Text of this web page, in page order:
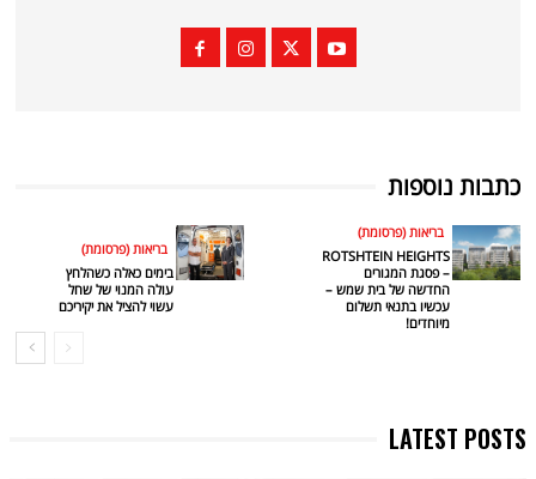
כתבות נוספות
בריאות (פרסומת)
ROTSHTEIN HEIGHTS
– פסגת המגורים
החדשה של בית שמש –
עכשיו בתנאי תשלום
מיוחדים!
בריאות (פרסומת)
בימים כאלה כשהלחץ
עולה המנוי של שחל
עשוי להציל את יקיריכם
LATEST POSTS